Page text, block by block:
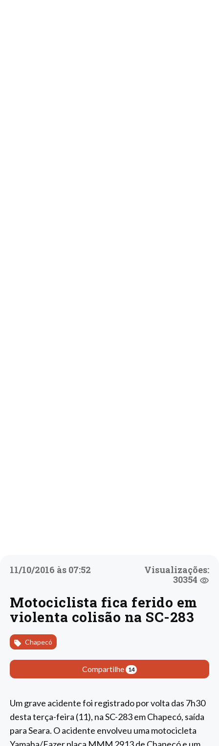
11/10/2016 às 07:52
Visualizações:
30354
Motociclista fica ferido em
violenta colisão na SC-283
Chapecó
Compartilhe 14
Um grave acidente foi registrado por volta das 7h30
desta terça-feira (11), na SC-283 em Chapecó, saída
para Seara. O acidente envolveu uma motocicleta